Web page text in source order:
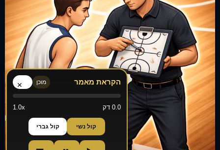
הקראת מאמר מוכן ×
0.0 דק 1.0x
קול נשי קול גברי